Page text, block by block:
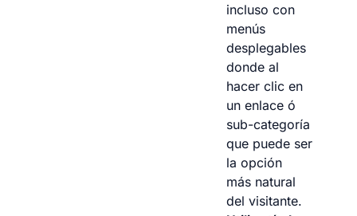
incluso con
menús
desplegables
donde al
hacer clic en
un enlace ó
sub-categoría
que puede ser
la opción
más natural
del visitante.